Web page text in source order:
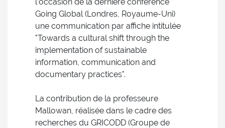
Going Global (Londres, Royaume-Uni)
une communication par affiche intitulée
"Towards a cultural shift through the
implementation of sustainable
information, communication and
documentary practices".
La contribution de la professeure
Mallowan, réalisée dans le cadre des
recherches du GRICODD (Groupe de